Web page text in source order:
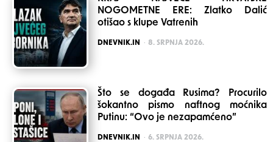
NOGOMETNE ERE: Zlatko Dalić
otišao s klupe Vatrenih
POSTED
DNEVNIK.IN 8. SRPNJA 2026.
Što se događa Rusima? Procurilo
šokantno pismo naftnog moćnika
Putinu: “Ovo je nezapamćeno”
POSTED
DNEVNIK.IN 6. SRPNJA 2026.